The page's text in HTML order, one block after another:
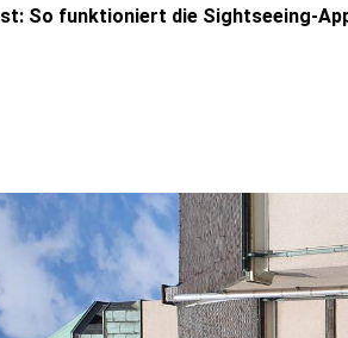
So funktioniert die Sightseeing-